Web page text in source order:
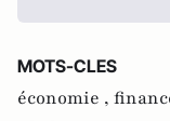
MOTS-CLES
économie ,